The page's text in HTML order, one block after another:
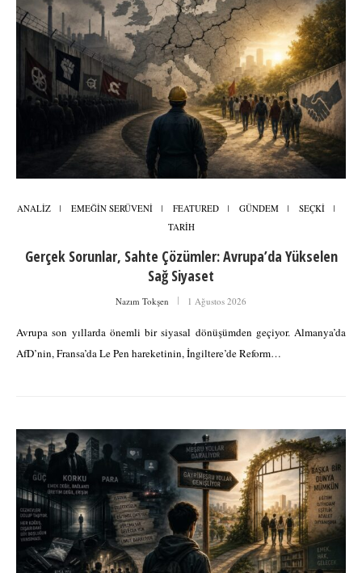
ANALİZ EMEĞİN SERÜVENİ FEATURED GÜNDEM
SEÇKİ
TARİH
Gerçek Sorunlar, Sahte Çözümler: Avrupa’da Yükselen
Sağ Siyaset
Nazım Tokşen 1 Ağustos 2026
Avrupa son yıllarda önemli bir siyasal dönüşümden geçiyor. Almanya’da
AfD’nin, Fransa’da Le Pen hareketinin, İngiltere’de Reform…